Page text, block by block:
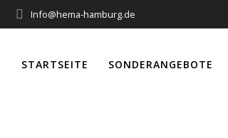
Info@hema-hamburg.de
STARTSEITE SONDERANGEBOTE